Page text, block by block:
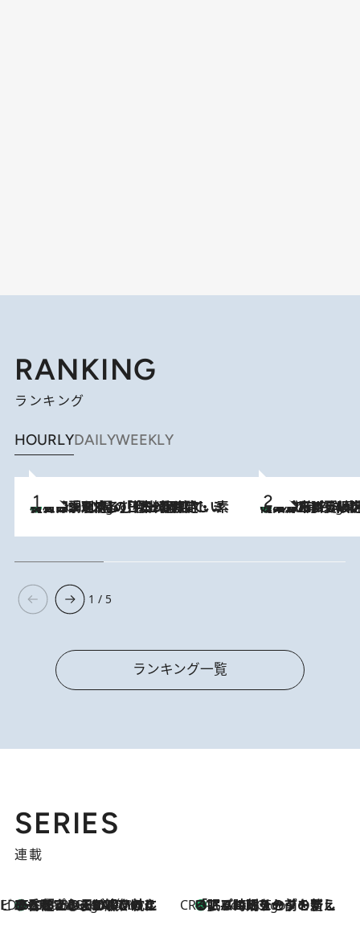
RANKING
ランキング
HOURLYDAILYWEEKLY
2 Hours Ago
【大分・別府】「今一番おいしい食材を調理する」1日2組限定・ミシュラン2ツ星の日本料理店で、素材と四季を愉しむ極上の時間 2 Hours Ago
《みずみずしい桃が丸ごと》東京の“あの有名洋菓子シェフ”の下で修業したパティシエが腕を振るう、珠玉の夏限定パフェを堪能！【大分市】
1 / 5
ランキング一覧
SERIES
連載
ビューティいいもの集め EDITORS' BEST
2 Hours Ago
35℃超えの日の夜、枕にひと吹き！ BAUMのルームスプレーが、ひのきの香りで心まで解きほぐす CREA'S CHOICE
2 Hours Ago
「眠る時刻をセットする」——眠りの前を整える、バルミューダの新しいアプローチ